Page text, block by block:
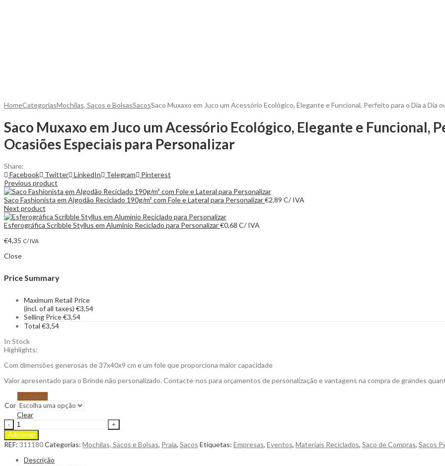
HomeCategoriasMochilas, Sacos e BolsasSacosSaco Muxaxo em Juco um Acessório Ecológico, Elegante e Funcional, Perfeito para o Dia a Dia
Saco Muxaxo em Juco um Acessório Ecológico, Elegante e Funcional,
Ocasiões Especiais para Personalizar
Share:
Facebook
Twitter LinkedIn Telegram
Pinterest
Previous product
Saco Fashionista em Algodão Reciclado 190g/m² com Fole e Lateral para Personalizar€2,89 C/ IVA
Next product
Esferográfica Scribble Styllus em Alumínio Reciclado para Personalizar€0,68 C/ IVA
€4,35 C/ IVA
Close
Price Summary
Maximum Retail Price
(incl. of all taxes) €3,54
Selling Price€3,54
Total €3,54
In Stock
Highlights:
Com dimensões generosas de 37x40x9 cm e um fole que proporciona maior capacidade
Valor apresentado para o Brinde não personalizado. Contacte-nos para orçamentos de personalização e vantagens na compra de grandes
Cor
Castanho
Clear
Saco
Muxaxo
em
Juco
um
Adicionar
REF: 311180Categorias: Mochilas, Sacos e Bolsas, Praia, Sacos Etiquetas: Empresas, Eventos, Materiais Reciclados, Saco de Compras, Sacos
Descrição